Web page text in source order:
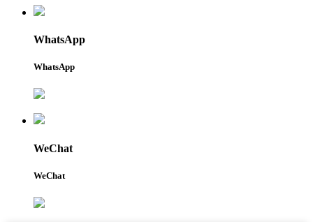
WhatsApp
WhatsApp
WeChat
WeChat